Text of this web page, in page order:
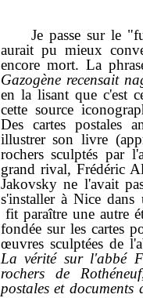
Je passe sur le
aurait pu mieux
encore mort. La
Gazogène recensait
en la lisant que c'est
cette source
Des cartes postales
illustrer son livre
rochers sculptés par
grand rival, Frédéric
Jakovsky ne l'avait
s'installer à Nice
fit paraître une autre
fondée sur les cartes
œuvres sculptées de
La vérité sur l'abbé
rochers de
postales et documents